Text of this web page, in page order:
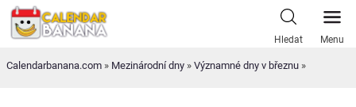
Skip
Hledat Menu
Calendarbanana.com » Mezinárodní dny » Významné dny v březnu »